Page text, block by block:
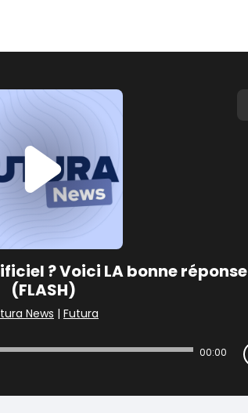
? Voici LA bonne réponse
(FLASH)
News | Futura
00:00